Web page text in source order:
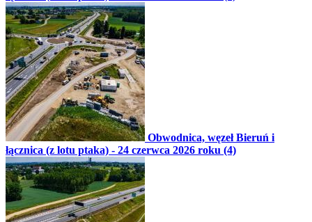
Obwodnica, węzeł Bieruń i
łącznica (z lotu ptaka) - 24 czerwca 2026 roku (4)